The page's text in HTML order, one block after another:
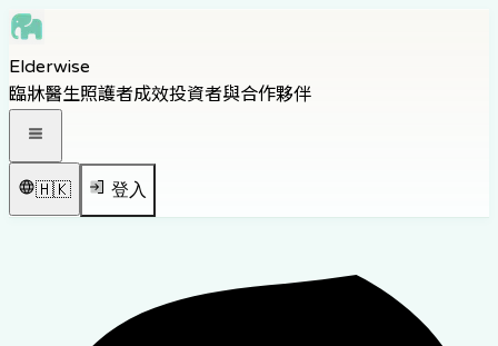
Skip to navigation
Skip to footer
Elderwise
臨牀醫生照護者成效投資者與合作夥伴
🇭🇰 登入